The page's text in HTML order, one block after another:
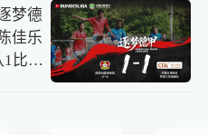
梦德
佳乐
1比1